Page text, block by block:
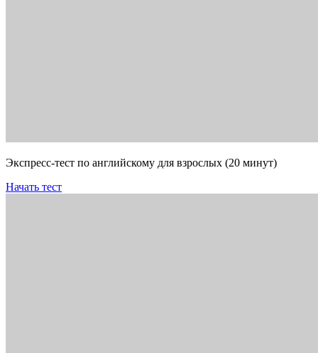
Экспресс-тест по английскому для взрослых (20 минут)
Начать тест